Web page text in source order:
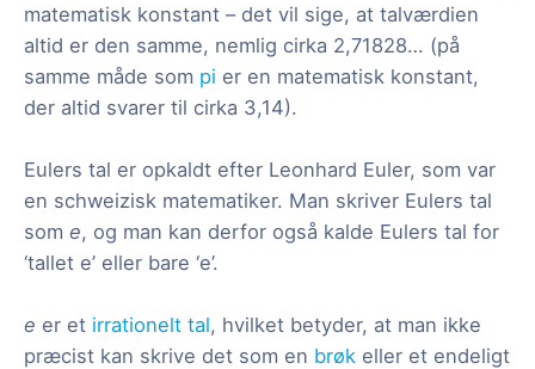
matematisk konstant – det vil sige, at talværdien
altid er den samme, nemlig cirka 2,71828… (på
samme måde som pi er en matematisk konstant,
der altid svarer til cirka 3,14).
Eulers tal er opkaldt efter Leonhard Euler, som var
en schweizisk matematiker. Man skriver Eulers tal
som e, og man kan derfor også kalde Eulers tal for
‘tallet e’ eller bare ‘e’.
e er et irrationelt tal, hvilket betyder, at man ikke
præcist kan skrive det som en brøk eller et endeligt